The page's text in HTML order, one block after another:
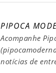
PIPOCA
Acompanhe
notícias de